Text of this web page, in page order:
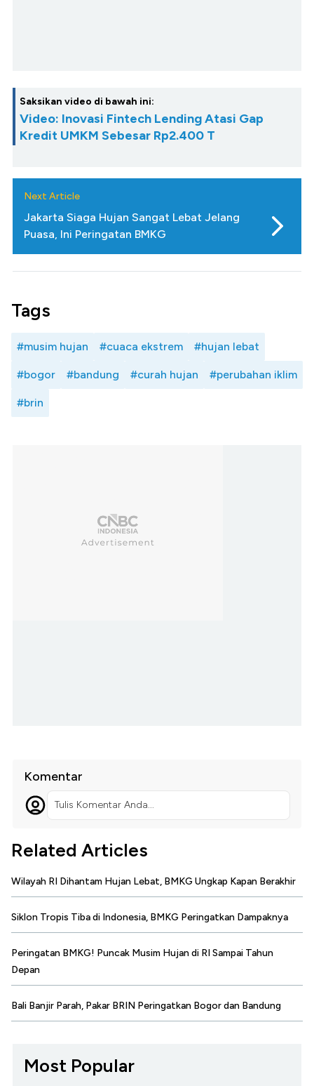
Saksikan video di bawah ini:
Video: Inovasi Fintech Lending Atasi Gap
Kredit UMKM Sebesar Rp2.400 T
Next Article
Jakarta Siaga Hujan Sangat Lebat Jelang
Puasa, Ini Peringatan BMKG
Tags
#musim hujan #cuaca ekstrem #hujan lebat
#bogor #bandung #curah hujan #perubahan iklim
#brin
Komentar
Tulis Komentar Anda...
Related Articles
Wilayah RI Dihantam Hujan Lebat, BMKG Ungkap Kapan Berakhir
Siklon Tropis Tiba di Indonesia, BMKG Peringatkan Dampaknya
Peringatan BMKG! Puncak Musim Hujan di RI Sampai Tahun
Depan
Bali Banjir Parah, Pakar BRIN Peringatkan Bogor dan Bandung
Most Popular